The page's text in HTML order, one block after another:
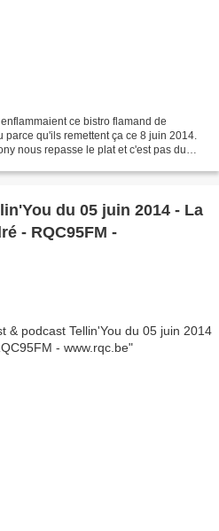
ce bistro flamand de
parce qu'ils remettent ça ce 8 juin 2014.
nous repasse le plat et c'est pas du
du 05 juin 2014 - La
- RQC95FM -